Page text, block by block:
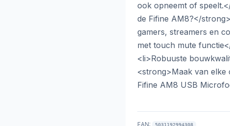
ook opneemt of
de Fifine AM8?</
gamers, streamers en
met touch mute
<li>Robuuste
<strong>Maak van elke
Fifine AM8 USB
EAN: 5031192994308